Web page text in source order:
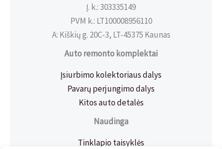
Į. k.: 303335149
PVM k.: LT100008956110
A: Kiškių g. 20C-3, LT-45375 Kaunas
Auto remonto komplektai
Įsiurbimo kolektoriaus dalys
Pavarų perjungimo dalys
Kitos auto detalės
Naudinga
Tinklapio taisyklės